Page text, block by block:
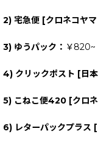
2) 宅急便 [クロネコヤマ
3) ゆうパック： ￥820~
4) クリックポスト [日本
5) こねこ便420 [クロネ
6) レターパックプラス [